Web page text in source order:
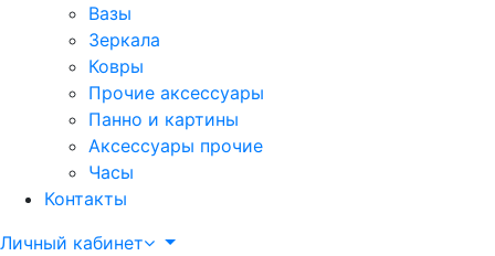
Вазы
Зеркала
Ковры
Прочие аксессуары
Панно и картины
Аксессуары прочие
Часы
Контакты
Личный кабинет